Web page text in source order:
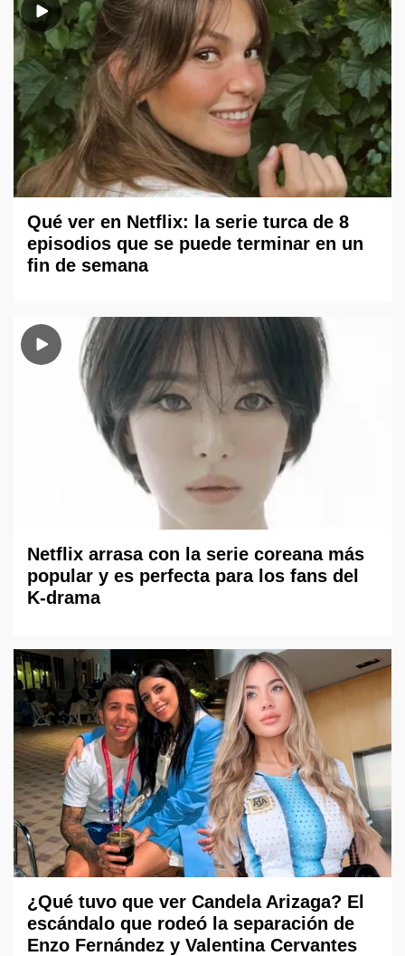
Qué ver en Netflix: la serie turca de 8
episodios que se puede terminar en un
fin de semana
Netflix arrasa con la serie coreana más
popular y es perfecta para los fans del
K-drama
¿Qué tuvo que ver Candela Arizaga? El
escándalo que rodeó la separación de
Enzo Fernández y Valentina Cervantes